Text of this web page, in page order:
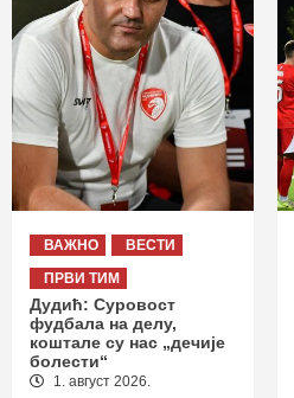
ВАЖНО
ВЕСТИ
ПРВИ ТИМ
Дудић: Суровост
фудбала на делу,
коштале су нас „дечије
болести“
1. август 2026.